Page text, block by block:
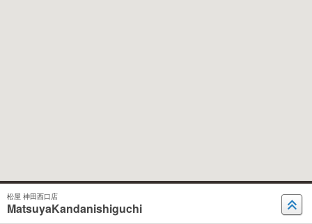
松屋 神田西口店
MatsuyaKandanishiguchi